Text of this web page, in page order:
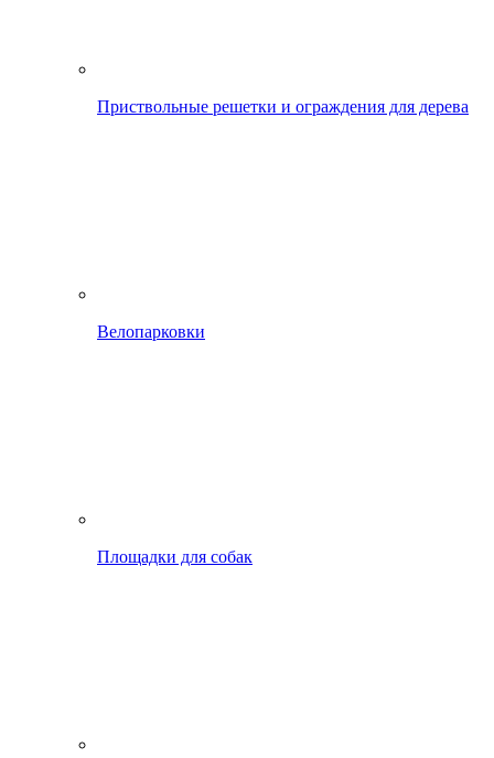
Приствольные решетки и ограждения для дерева
Велопарковки
Площадки для собак